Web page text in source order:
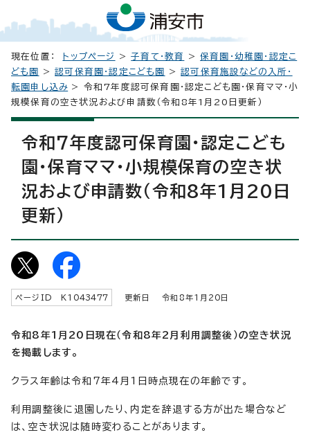
現在位置： トップページ >子育て・教育 >保育園・幼稚園・認定こ
ども園
>認可保育園・認定こども園 >認可保育施設などの入所・
転園申し込み > 令和7年度認可保育園・認定こども園・保育ママ・小
規模保育の空き状況および申請数（令和8年1月20日更新）
令和7年度認可保育園・認定こども
園・保育ママ・小規模保育の空き状
況および申請数（令和8年1月20日
更新）
ページID K 1043477 更新日 令和8年1月 20 日
令和8年1月20日現在（令和8年2月利用調整後）の空き状況
を掲載します。
クラス年齢は令和7年4月1日時点現在の年齢です。
利用調整後に退園したり、内定を辞退する方が出た場合など
は、空き状況は随時変わることがあります。